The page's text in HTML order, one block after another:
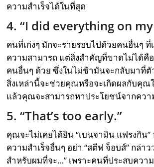
ความสำเร็จได้ในที่สุด
4. “I did everything on
คนที่เก่งๆ มักจะรายรอบไปด้วยคนอื่นๆ ที่
ความสามารถ แต่สิ่งสำคัญที่ขาดไม่ได้คื
คนอื่นๆ ด้วย ซึ่งในไม่ช้ามันจะกลับมาที่ตั
สิ่งเหล่านี้จะช่วยคุณหรือจะเกิดผลกับคุณ
แล้วคุณจะสามารถหาประโยชน์จากควา
5. “That’s too early.”
คุณจะไม่เคยได้ยิน “เบนจามิน แฟรงกิน
ความสำเร็จอื่นๆ อย่า “สตีฟ จ็อบส์” กล่าว
สำหรับผมที่จะ…” เพราะคนที่ประสบควา